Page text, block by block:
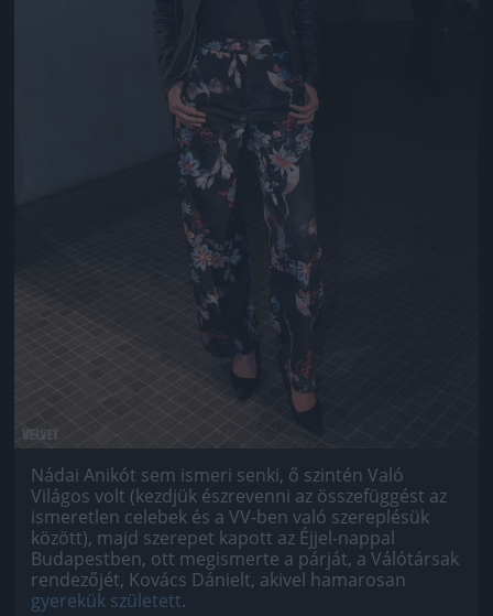
Nádai Anikót sem ismeri senki, ő szintén Való
Világos volt (kezdjük észrevenni az összefüggést az
ismeretlen celebek és a VV-ben való szereplésük
között), majd szerepet kapott az Éjjel-nappal
Budapestben, ott megismerte a párját, a Válótársak
rendezőjét, Kovács Dánielt, akivel hamarosan
gyerekük született.